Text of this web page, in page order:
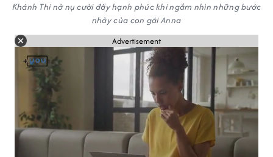
Khánh Thi nở nụ cười đầy hạnh phúc khi ngắm nhìn những bước
nhảy của con gái Anna
Advertisement